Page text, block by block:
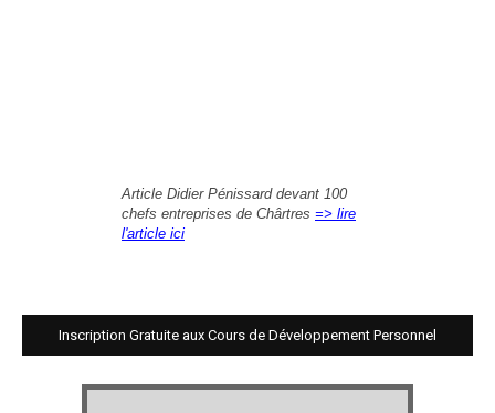
Article Didier Pénissard devant 100
chefs entreprises de Chârtres => lire
l'article ici
Inscription Gratuite aux Cours de Développement Personnel